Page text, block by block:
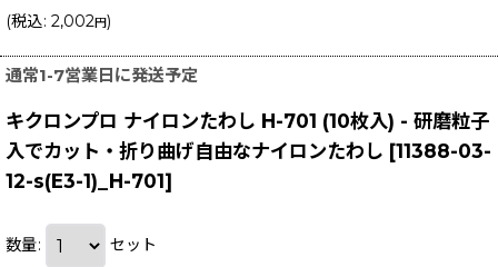
(税込: 2,002円)
通常1-7営業日に発送予定
キクロンプロ ナイロンたわし H-701 (10枚入) - 研磨粒子
入でカット・折り曲げ自由なナイロンたわし [11388-03-
12-s(E3-1)_H-701]
数量: セット